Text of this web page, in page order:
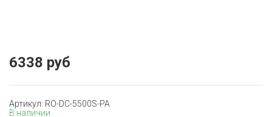
6338 руб
Артикул: RO-DC-5500S-PA
В наличии